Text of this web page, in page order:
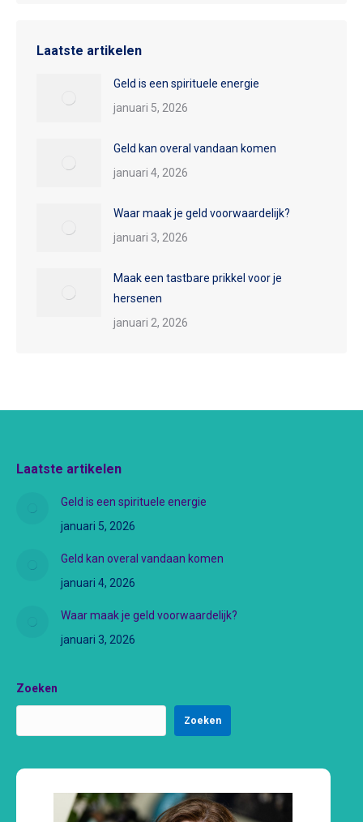
Laatste artikelen
Geld is een spirituele energie
januari 5, 2026
Geld kan overal vandaan komen
januari 4, 2026
Waar maak je geld voorwaardelijk?
januari 3, 2026
Maak een tastbare prikkel voor je
hersenen
januari 2, 2026
Laatste artikelen
Geld is een spirituele energie
januari 5, 2026
Geld kan overal vandaan komen
januari 4, 2026
Waar maak je geld voorwaardelijk?
januari 3, 2026
Zoeken
Zoeken